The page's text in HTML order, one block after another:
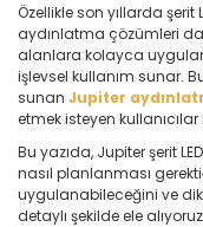
Özellikle son yıllarda şerit
aydınlatma çözümleri
alanlara kolayca
işlevsel kullanım sunar.
sunan Jupiter
etmek isteyen
Bu yazıda, Jupiter şerit
nasıl planlanması
uygulanabileceğini ve
detaylı şekilde ele